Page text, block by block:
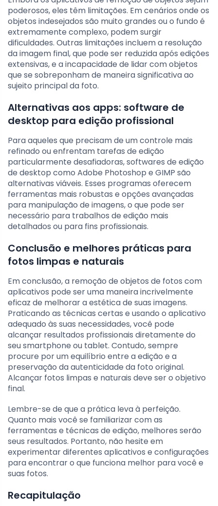
poderosos, eles têm limitações. Em cenários onde os
objetos indesejados são muito grandes ou o fundo é
extremamente complexo, podem surgir
dificuldades. Outras limitações incluem a resolução
da imagem final, que pode ser reduzida após edições
extensivas, e a incapacidade de lidar com objetos
que se sobreponham de maneira significativa ao
sujeito principal da foto.
Alternativas aos apps: software de
desktop para edição profissional
Para aqueles que precisam de um controle mais
refinado ou enfrentam tarefas de edição
particularmente desafiadoras, softwares de edição
de desktop como Adobe Photoshop e GIMP são
alternativas viáveis. Esses programas oferecem
ferramentas mais robustas e opções avançadas
para manipulação de imagens, o que pode ser
necessário para trabalhos de edição mais
detalhados ou para fins profissionais.
Conclusão e melhores práticas para
fotos limpas e naturais
Em conclusão, a remoção de objetos de fotos com
aplicativos pode ser uma maneira incrivelmente
eficaz de melhorar a estética de suas imagens.
Praticando as técnicas certas e usando o aplicativo
adequado às suas necessidades, você pode
alcançar resultados profissionais diretamente do
seu smartphone ou tablet. Contudo, sempre
procure por um equilíbrio entre a edição e a
preservação da autenticidade da foto original.
Alcançar fotos limpas e naturais deve ser o objetivo
final.
Lembre-se de que a prática leva à perfeição.
Quanto mais você se familiarizar com as
ferramentas e técnicas de edição, melhores serão
seus resultados. Portanto, não hesite em
experimentar diferentes aplicativos e configurações
para encontrar o que funciona melhor para você e
suas fotos.
Recapitulação